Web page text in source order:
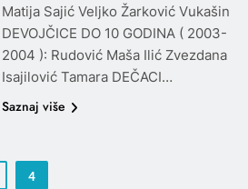
Matija Sajić Veljko Žarković Vukašin
DEVOJČICE DO 10 GODINA ( 2003-
2004 ): Rudović Maša Ilić Zvezdana
Isajilović Tamara DEČACI…
Saznaj više
4